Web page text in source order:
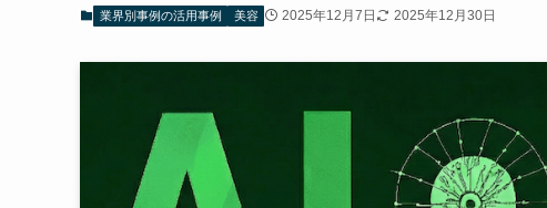
業界別事例の活用事例 美容 2025年12月7日 2025年12月30日